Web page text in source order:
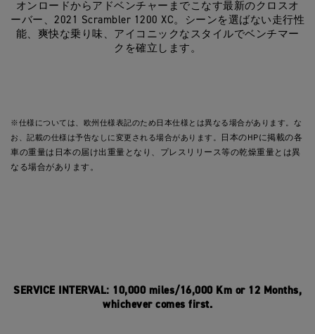
オンロードからアドベンチャーまでこなす最新のクロスオ
ーバー、2021 Scrambler 1200 XC。シーンを選ばない走行性
能、爽快な乗り味、アイコニックなスタイルでベンチマー
クを確立します。
※仕様については、欧州仕様表記のため日本仕様とは異なる場合があります。な
お、記載の仕様は予告なしに変更される場合があります。
日本のHPに掲載の各
車の重量は日本の届け出重量となり、プレスリリース等の乾燥重量とは異
なる場合があります。
SERVICE INTERVAL: 10,000 miles/16,000 Km or 12 Months,
whichever comes first.